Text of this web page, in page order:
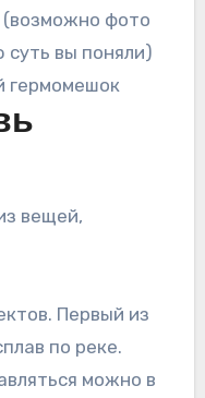
(возможно фото
вы поняли)
гермомешок
Первый из
по реке.
можно в